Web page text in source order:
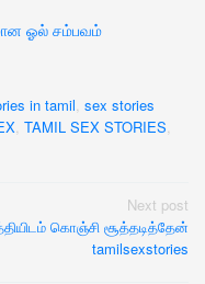
ஓல் சம்பவம்
in tamil, sex stories
, TAMIL SEX STORIES,
Next post
கொஞ்சி சூத்தடித்தேன்
tamilsexstories